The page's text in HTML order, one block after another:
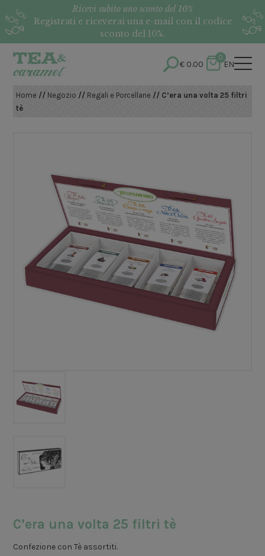
Ricevi subito uno sconto del 10%
Registrati e riceverai una e-mail con il codice
sconto del 10%.
€0.00
0
EN
Home // Negozio // Regali e Porcellane // C’era una volta 25 filtri
tè
C’era una volta 25 filtri tè
Confezione con Tè assortiti.